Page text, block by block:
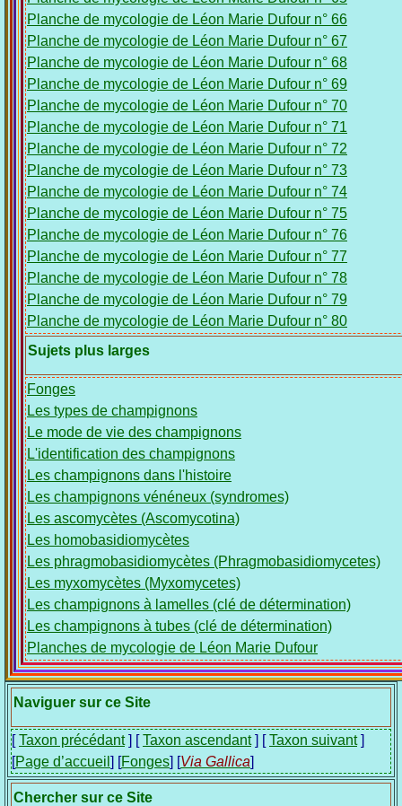
Planche de mycologie de Léon Marie Dufour n° 66
Planche de mycologie de Léon Marie Dufour n° 67
Planche de mycologie de Léon Marie Dufour n° 68
Planche de mycologie de Léon Marie Dufour n° 69
Planche de mycologie de Léon Marie Dufour n° 70
Planche de mycologie de Léon Marie Dufour n° 71
Planche de mycologie de Léon Marie Dufour n° 72
Planche de mycologie de Léon Marie Dufour n° 73
Planche de mycologie de Léon Marie Dufour n° 74
Planche de mycologie de Léon Marie Dufour n° 75
Planche de mycologie de Léon Marie Dufour n° 76
Planche de mycologie de Léon Marie Dufour n° 77
Planche de mycologie de Léon Marie Dufour n° 78
Planche de mycologie de Léon Marie Dufour n° 79
Planche de mycologie de Léon Marie Dufour n° 80
Sujets plus larges
Fonges
Les types de champignons
Le mode de vie des champignons
L'identification des champignons
Les champignons dans l'histoire
Les champignons vénéneux (syndromes)
Les ascomycètes (Ascomycotina)
Les homobasidiomycètes
Les phragmobasidiomycètes (Phragmobasidiomycetes)
Les myxomycètes (Myxomycetes)
Les champignons à lamelles (clé de détermination)
Les champignons à tubes (clé de détermination)
Planches de mycologie de Léon Marie Dufour
Naviguer sur ce Site
[Taxon précédant] [Taxon ascendant] [Taxon suivant]
[Page d’accueil ] [Fonges] [Via Gallica]
Chercher sur ce Site